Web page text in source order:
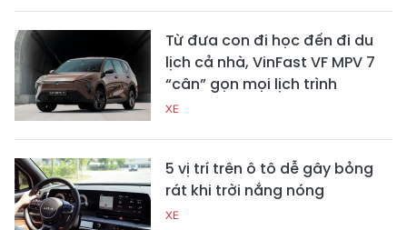
Từ đưa con đi học đến đi du
lịch cả nhà, VinFast VF MPV 7
“cân” gọn mọi lịch trình
XE
5 vị trí trên ô tô dễ gây bỏng
rát khi trời nắng nóng
XE